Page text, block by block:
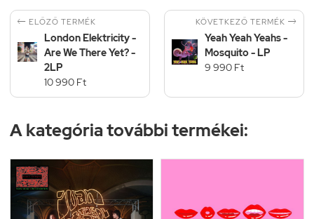
 ELŐZŐ TERMÉK
London Elektricity -
Are We There Yet? -
2LP
10 990 Ft
KÖVETKEZŐ TERMÉK 
Yeah Yeah Yeahs -
Mosquito - LP
9 990 Ft
A kategória további termékei: